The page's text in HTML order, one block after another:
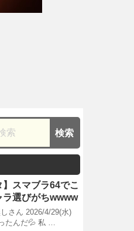
】スマブラ64でこ
ラ選びがちwwww
さん 2026/4/29(水)
たんだ💦 私 …